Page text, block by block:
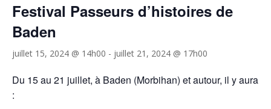
Festival Passeurs d’histoires de
Baden
juillet 15, 2024 @ 14h00 - juillet 21, 2024 @ 17h00
Du 15 au 21 juillet, à Baden (Morbihan) et autour, il y aura
: